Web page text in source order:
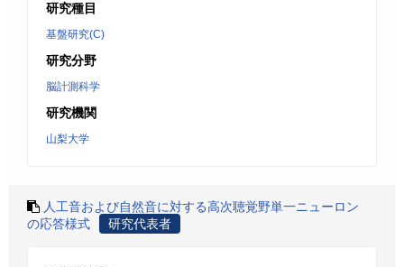
研究種目
基盤研究(C)
研究分野
脳計測科学
研究機関
山梨大学
人工音および自然音に対する高次聴覚野単一ニューロン
の応答様式
研究代表者